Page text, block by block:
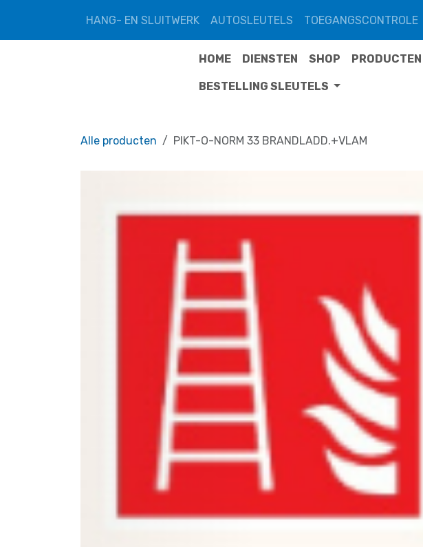
HANG- EN SLUITWERK
AUTOSLEUTELS TOEGANGSCONTROLE
HOME DIENSTEN SHOP PRODUCTEN
BESTELLING SLEUTELS
Alle producten PIKT-O-NORM 33 BRANDLADD.+VLAM